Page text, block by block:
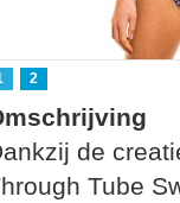
2
de
Tube